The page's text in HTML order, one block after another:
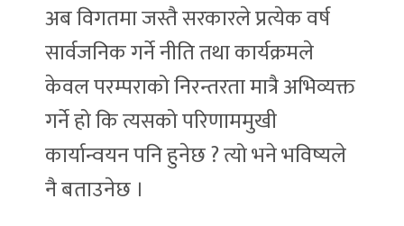
अब विगतमा जस्तै सरकारले प्रत्येक वर्ष
सार्वजनिक गर्ने नीति तथा कार्यक्रमले
केवल परम्पराको निरन्तरता मात्रै अभिव्यक्त
गर्ने हो कि त्यसको परिणाममुखी
कार्यान्वयन पनि हुनेछ ? त्यो भने भविष्यले
नै बताउनेछ ।